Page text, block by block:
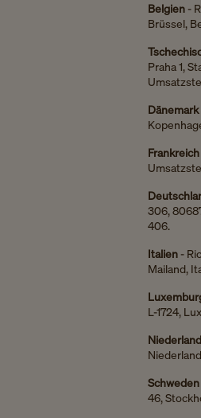
Belgien -
Brüssel,
Praha 1,
Dänemark
Frankreich
306,
406.
Italien -
Mailand,
L-1724,
Schweden
46,